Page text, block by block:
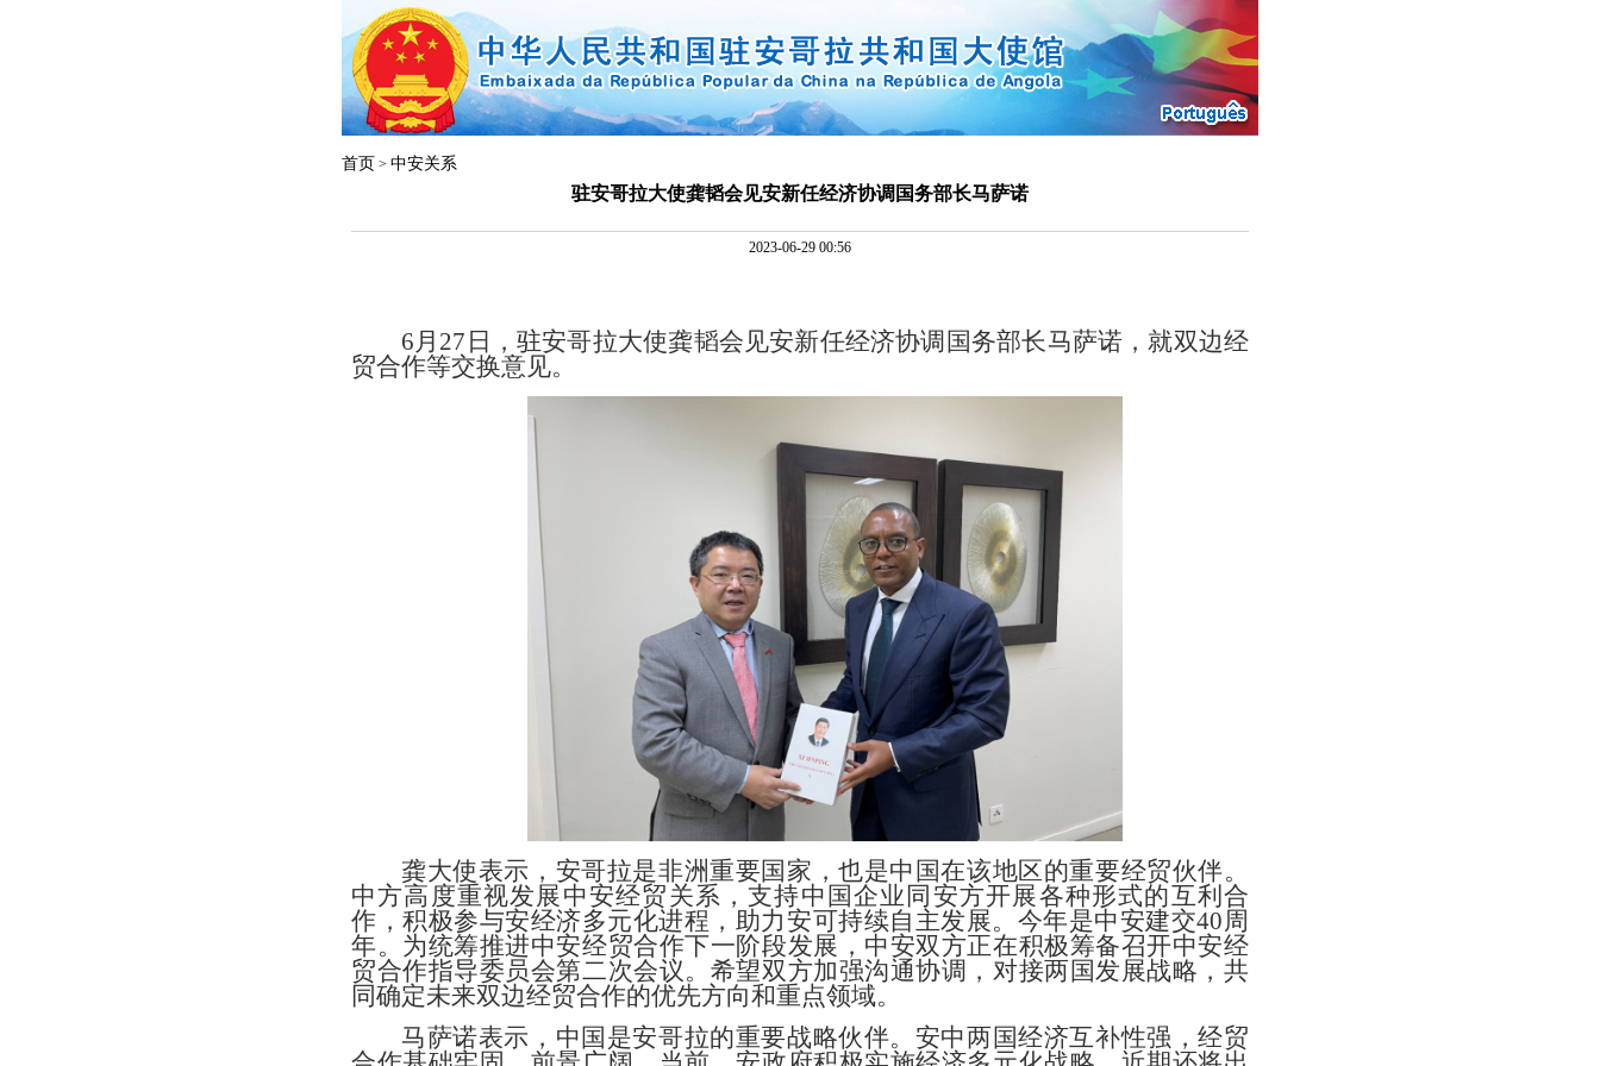
首页 > 中安关系
驻安哥拉大使龚韬会见安新任经济协调国务部长马萨诺
2023-06-29 00:56
6月27 日，驻安哥拉大使龚韬会见安新任经济协调国务部长马萨诺，就双边经
贸合作等交换意见。
龚大使表示，安哥拉是非洲重要国家，也是中国在该地区的重要经贸伙伴。
中方高度重视发展中安经贸关系，支持中国企业同安方开展各种形式的互利合
作，积极参与安经济多元化进程，助力安可持续自主发展。今年是中安建交40周
年。为统筹推进中安经贸合作下一阶段发展，中安双方正在积极筹备召开中安经
贸合作指导委员会第二次会议。希望双方加强沟通协调，对接两国发展战略，共
同确定未来双边经贸合作的优先方向和重点领域。
马萨诺表示，中国是安哥拉的重要战略伙伴。安中两国经济互补性强，经贸